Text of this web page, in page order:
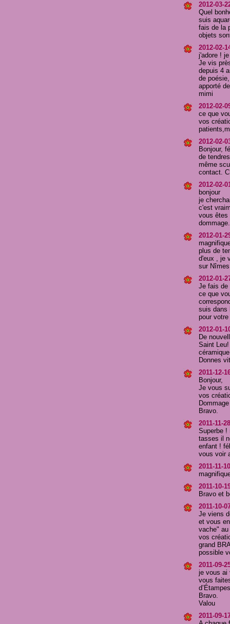
2012-03-
Quel
suis
fais de la
objets
2012-02-
j'adore !
Je vis
depuis 4
de
apporté
mimi
2012-02-
ce que
vos
2012-02-
Bonjour,
de
même
contact.
2012-02-
bonjour
je
c'est
vous êtes
2012-01-
plus de
d'eux , je
sur
2012-01-
Je fais de
ce que
suis dans
pour
2012-01-
De
Saint
Donnes
2011-12-
Bonjour,
Je vous
vos
Bravo.
2011-11-
Superbe !
tasses il
enfant !
vous voir
2011-11-
2011-10-
Bravo et
2011-10-
Je viens
et vous
vache"
vos
grand
possible
2011-09-
je vous ai
vous
Bravo.
Valou
2011-09-